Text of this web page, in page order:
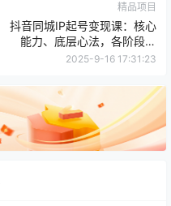
精品项目
抖音同城IP起号变现课：核心
能力、底层心法，各阶段要
点，起号时间与内容规划表
2025-9-16 17:31:23